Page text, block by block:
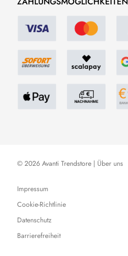
© 2026 Avanti Trendstore | Über uns
Impressum
Cookie-Richtlinie
Datenschutz
Barrierefreiheit